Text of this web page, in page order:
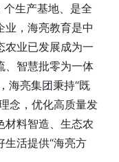
生产基地、是全
业，海亮教育是中
农业已发展成为一
、智慧批零为一体
海亮集团秉持“既
念，优化高质量发
材料智造、生态农
生活提供“海亮方